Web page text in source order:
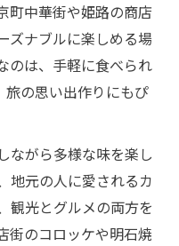
町中華街や姫路の商店
ズナブルに楽しめる場
のは、手軽に食べられ
旅の思い出作りにもぴ
ながら多様な味を楽し
地元の人に愛されるカ
観光とグルメの両方を
街のコロッケや明石焼